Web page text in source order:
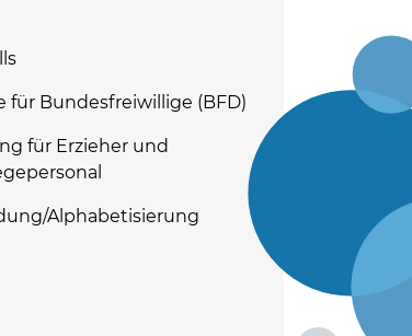
für Bundesfreiwillige (BFD)
für Erzieher und
Alphabetisierung